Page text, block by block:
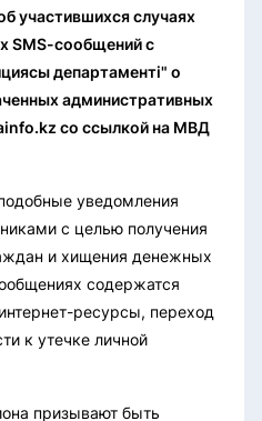
участившихся случаях
SMS-сообщений с
департаменті" о
административных
со ссылкой на МВД
уведомления
с целью получения
и хищения денежных
содержатся
ресурсы, переход
к утечке личной
призывают быть